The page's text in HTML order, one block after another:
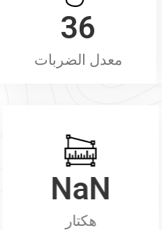
36
معدل الضربات
NaN
هكتار